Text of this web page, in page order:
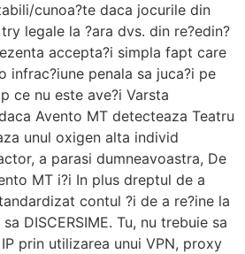
cunoa?te daca jocurile din
legale la ?ara dvs. din re?edin?
accepta?i simpla fapt care
infrac?iune penala sa juca?i pe
ce nu este ave?i Varsta
Avento MT detecteaza Teatru
unul oxigen alta individ
a parasi dumneavoastra, De
MT i?i In plus dreptul de a
contul ?i de a re?ine la
DISCERSIME. Tu, nu trebuie sa
prin utilizarea unui VPN, proxy